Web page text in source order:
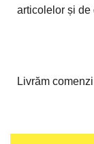
articolelor și de
Livrăm